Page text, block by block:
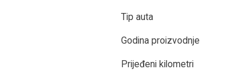
Tip auta
Godina proizvodnje
Prijeđeni kilometri